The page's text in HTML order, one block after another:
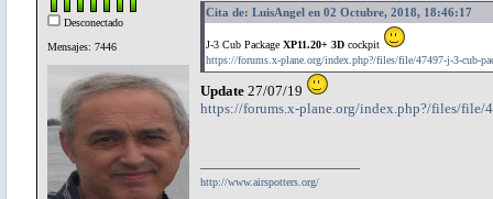
Desconectado
Mensajes: 7446
Cita de: LuisAngel en 02 Octubre, 2018, 18:46:17
J-3 Cub Package XP11.20+ 3D cockpit
https://forums.x-plane.org/index.php?/files/file/47497-j-3-cub-
Update 27/07/19
https://forums.x-plane.org/index.php?/files/file/
http://www.airspotters.org/